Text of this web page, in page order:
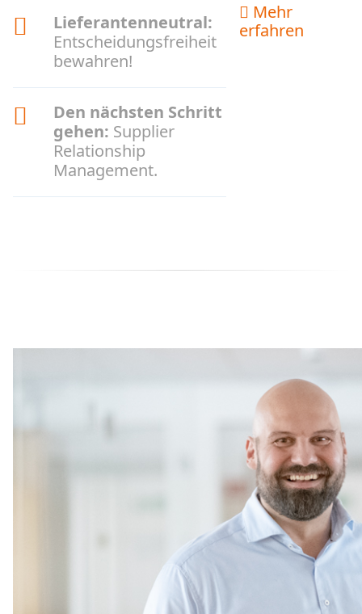
Lieferantenneutral:
Entscheidungsfreiheit
bewahren!
Den nächsten Schritt
gehen: Supplier
Relationship
Management.
Mehr
erfahren